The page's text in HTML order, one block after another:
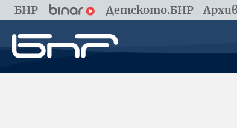
БНР Детското.БНР